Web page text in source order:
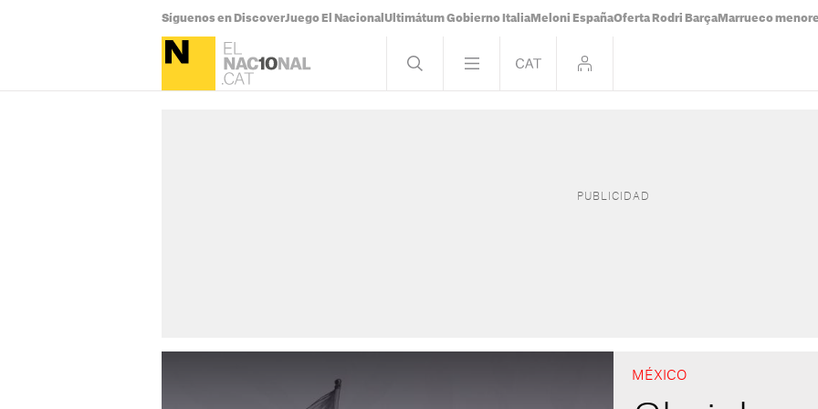
Síguenos en DiscoverJuego El Nacional Ultimátum Gobierno Italia Meloni EspañaOferta Rodri Barça Marrueco
MÉXICO